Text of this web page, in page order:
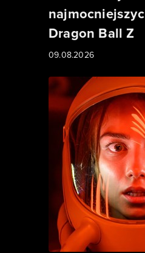
Dragon Ball Z
09.08.2026